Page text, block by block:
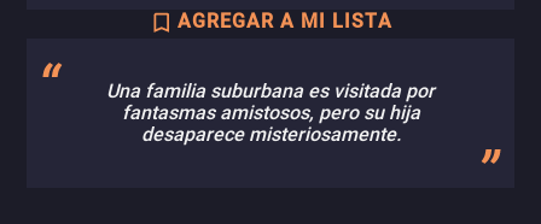
AGREGAR A MI LISTA
Una familia suburbana es visitada por
fantasmas amistosos, pero su hija
desaparece misteriosamente.